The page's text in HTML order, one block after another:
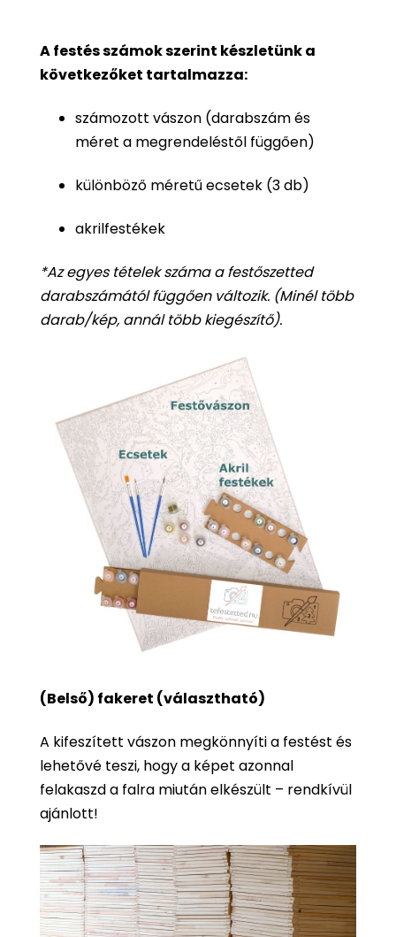
A festés számok szerint készletünk a
következőket tartalmazza:
számozott vászon (darabszám és
méret a megrendeléstől függően)
különböző méretű ecsetek (3 db)
akrilfestékek
*Az egyes tételek száma afestőszetted
darabszámától függően változik. (Minél több
darab/kép, annál több kiegészítő).
(Belső) fakeret (választható)
A kifeszített vászon megkönnyíti a festést és
lehetővé teszi, hogy a képet azonnal
felakaszd a falra miután elkészült – rendkívül
ajánlott!